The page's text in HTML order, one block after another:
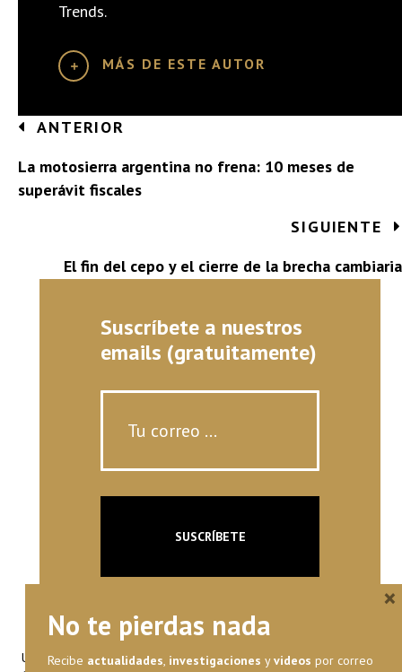
Trends.
MÁS DE ESTE AUTOR
Posts
navigation
ANTERIOR
La motosierra argentina no frena: 10 meses de
superávit fiscales
SIGUIENTE
El fin del cepo y el cierre de la brecha cambiaria
Suscríbete a nuestros
emails (gratuitamente)
Universidad Francisco Marroquín
No te pierdas nada
Recibe actualidades, investigaciones yvideos por correo
×